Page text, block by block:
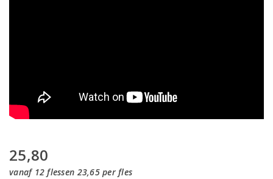
25,80
vanaf 12 flessen 23,65 per fles